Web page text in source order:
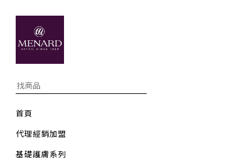
首頁
代理經銷加盟
基礎護膚系列